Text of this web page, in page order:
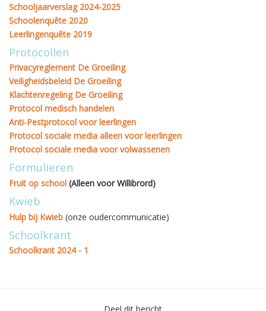
Schooljaarverslag 2024-2025
Schoolenquête 2020
Leerlingenquête 2019
Protocollen
Privacyreglement De Groeiling
Veiligheidsbeleid De Groeiling
Klachtenregeling De Groeiling
Protocol medisch handelen
Anti-Pestprotocol voor leerlingen
Protocol sociale media alleen voor leerlingen
Protocol sociale media voor volwassenen
Formulieren
Fruit op school (Alleen voor Willibrord)
Kwieb
Hulp bij Kwieb (onze oudercommunicatie)
Schoolkrant
Schoolkrant 2024 - 1